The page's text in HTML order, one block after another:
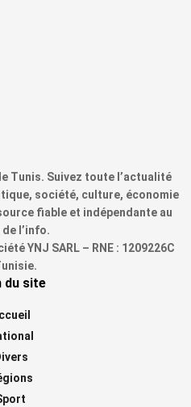
Tunis. Suivez toute l’actualité
société, culture, économie
fiable et indépendante au
l’info.
YNJ SARL – RNE : 1209226C
du site